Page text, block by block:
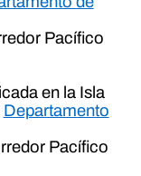
Pacífico
en la Isla
Departamento
Pacífico